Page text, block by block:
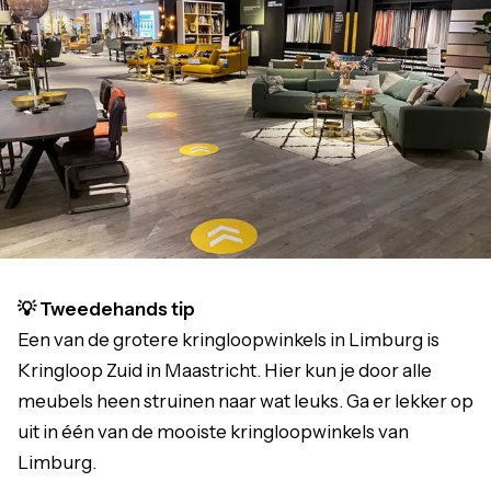
💡 Tweedehands tip
Een van de grotere kringloopwinkels in Limburg is
Kringloop Zuid in Maastricht. Hier kun je door alle
meubels heen struinen naar wat leuks. Ga er lekker op
uit in één van de mooiste kringloopwinkels van
Limburg.